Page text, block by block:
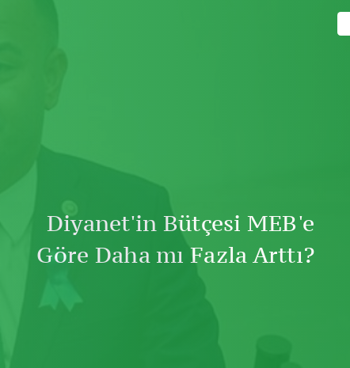
Diyanet'in Bütçesi MEB'e
Göre Daha mı Fazla Arttı?